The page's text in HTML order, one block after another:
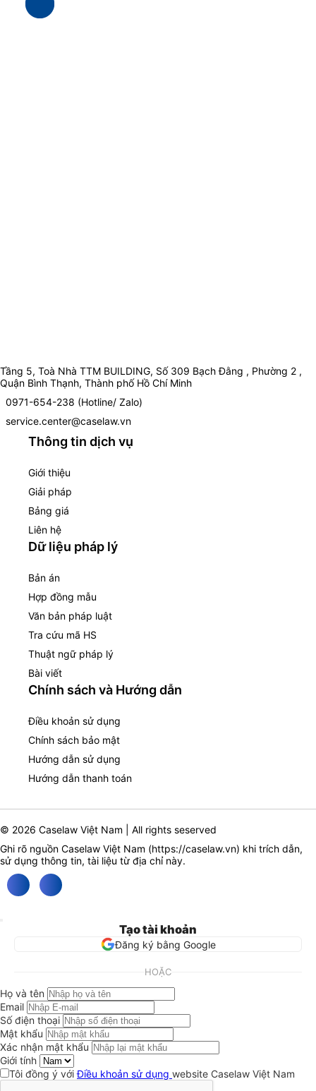
Tầng 5, Toà Nhà TTM BUILDING, Số 309 Bạch Đằng , Phường 2 ,
Quận Bình Thạnh, Thành phố Hồ Chí Minh
0971-654-238 (Hotline/ Zalo)
service.center@caselaw.vn
Thông tin dịch vụ
Giới thiệu
Giải pháp
Bảng giá
Liên hệ
Dữ liệu pháp lý
Bản án
Hợp đồng mẫu
Văn bản pháp luật
Tra cứu mã HS
Thuật ngữ pháp lý
Bài viết
Chính sách và Hướng dẫn
Điều khoản sử dụng
Chính sách bảo mật
Hướng dẫn sử dụng
Hướng dẫn thanh toán
© 2026 Caselaw Việt Nam | All rights seserved
Ghi rõ nguồn Caselaw Việt Nam (https://caselaw.vn) khi trích dẫn,
sử dụng thông tin, tài liệu từ địa chỉ này.
Tạo tài khoản
Đăng ký bằng Google
HOẶC
Họ và tên
Email
Số điện thoại
Mật khẩu
Xác nhận mật khẩu
Giới tính
Tôi đồng ý vớiĐiều khoản sử dụng website Caselaw Việt Nam